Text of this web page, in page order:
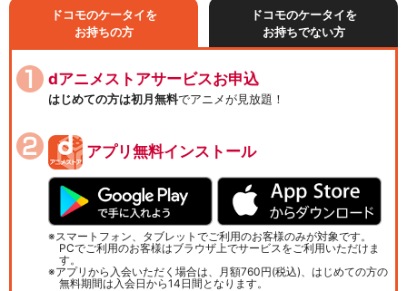
ドコモのケータイを
お持ちの方
ドコモのケータイを
お持ちでない方
dアニメストアサービスお申込
はじめての方は初月無料でアニメが見放題！
アプリ無料インストール
スマートフォン、タブレットでご利用のお客様のみが対象です。
PCでご利用のお客様はブラウザ上でサービスをご利用いただけま
す。
アプリから入会いただく場合は、月額760円(税込)、はじめての方の
無料期間は入会日から14日間となります。